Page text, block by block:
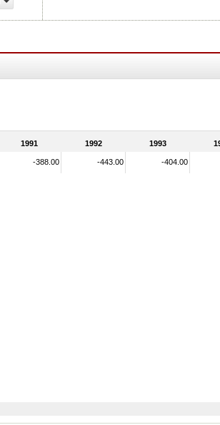
1991 1992 1993
-388.00 -443.00 -404.00